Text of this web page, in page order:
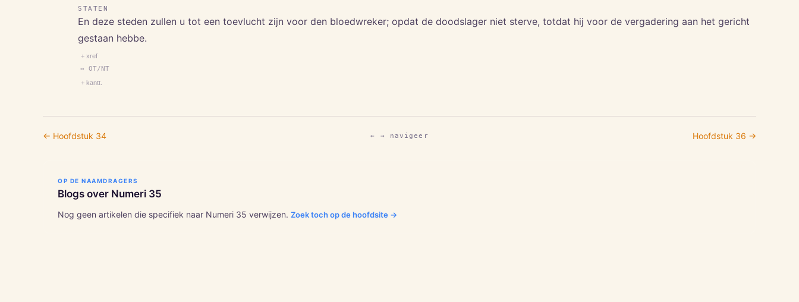
STATEN
En deze steden zullen u tot een toevlucht zijn voor den bloedwreker; opdat de doodslager niet sterve, totdat hij voor de vergadering aan het gericht
gestaan hebbe.
+ xref
↔ OT/NT
+ kantt.
← Hoofdstuk 34 ← → navigeer Hoofdstuk 36 →
OP DE NAAMDRAGERS
Blogs over Numeri 35
Nog geen artikelen die specifiek naar Numeri 35 verwijzen. Zoek toch op de hoofdsite →